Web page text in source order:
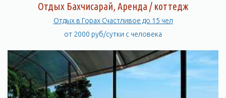
Отдых Бахчисарай, Аренда / коттедж
Отдых в Горах Счастливое до 15 чел
от 2000 руб/сутки с человека